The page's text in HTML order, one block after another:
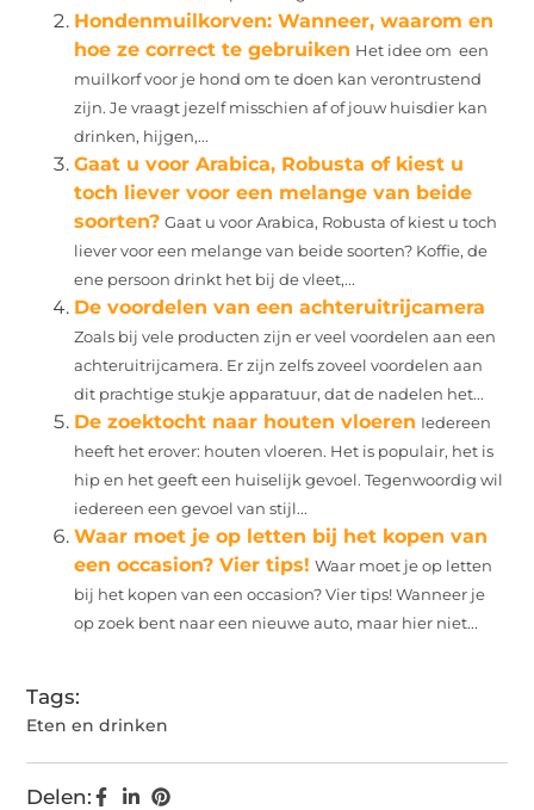
Hondenmuilkorven: Wanneer, waarom en
hoe ze correct te gebruiken Het idee om een
muilkorf voor je hond om te doen kan verontrustend
zijn. Je vraagt jezelf misschien af of jouw huisdier kan
drinken, hijgen,...
Gaat u voor Arabica, Robusta of kiest u
toch liever voor een melange van beide
soorten? Gaat u voor Arabica, Robusta of kiest u toch
liever voor een melange van beide soorten? Koffie, de
ene persoon drinkt het bij de vleet,...
De voordelen van een achteruitrijcamera
Zoals bij vele producten zijn er veel voordelen aan een
achteruitrijcamera. Er zijn zelfs zoveel voordelen aan
dit prachtige stukje apparatuur, dat de nadelen het...
De zoektocht naar houten vloeren Iedereen
heeft het erover: houten vloeren. Het is populair, het is
hip en het geeft een huiselijk gevoel. Tegenwoordig wil
iedereen een gevoel van stijl...
Waar moet je op letten bij het kopen van
een occasion? Vier tips! Waar moet je op letten
bij het kopen van een occasion? Vier tips! Wanneer je
op zoek bent naar een nieuwe auto, maar hier niet...
Tags:
Eten en drinken
Delen: